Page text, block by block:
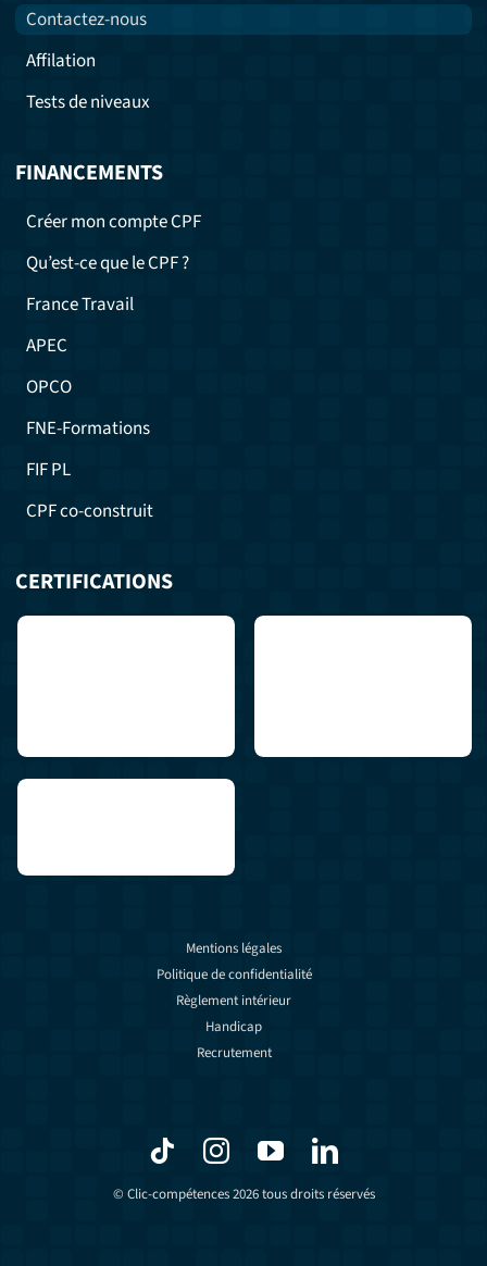
Contactez-nous
Affilation
Tests de niveaux
CERTIFICATIONS
FINANCEMENTS
Créer mon compte CPF
Qu’est-ce que le CPF ?
France Travail
APEC
OPCO
FNE-Formations
FIF PL
CPF co-construit
© Clic-compétences 2026 tous droits réservés
Mentions légales
Politique de confidentialité
Règlement intérieur
Handicap
Recrutement